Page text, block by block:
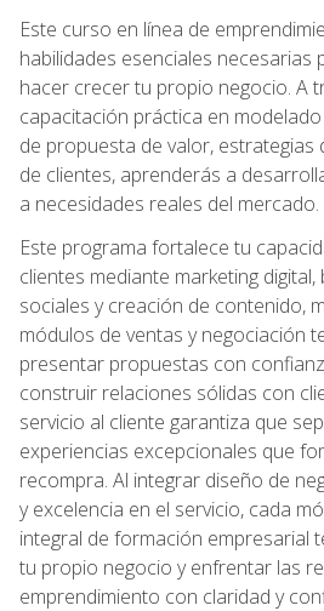
Este curso en línea de
habilidades esenciales necesarias
hacer crecer tu propio negocio. A
capacitación práctica en
de propuesta de valor, estrategias
de clientes, aprenderás a
a necesidades reales del mercado.
Este programa fortalece tu
clientes mediante marketing
sociales y creación de contenido,
módulos de ventas y negociación
presentar propuestas con
construir relaciones sólidas con
servicio al cliente garantiza que
experiencias excepcionales que
recompra. Al integrar diseño de
y excelencia en el servicio, cada
integral de formación empresarial
tu propio negocio y enfrentar las
emprendimiento con claridad y